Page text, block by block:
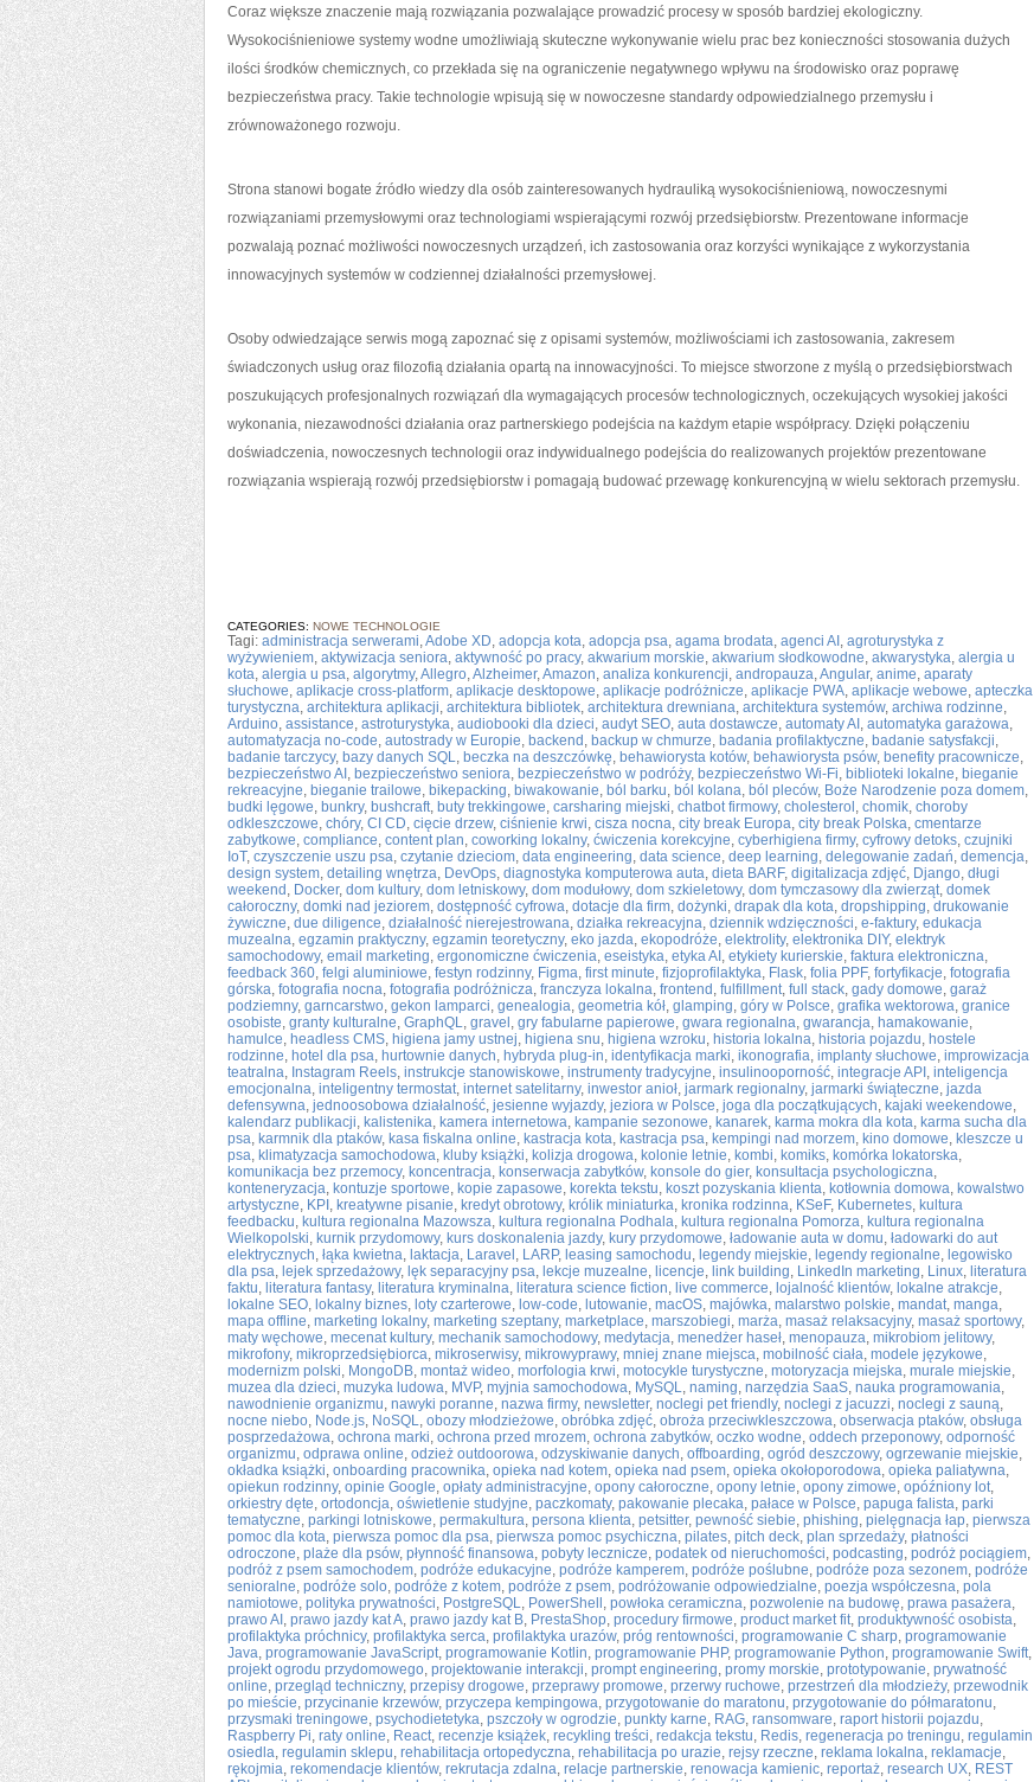
Coraz większe znaczenie mają rozwiązania pozwalające prowadzić procesy w sposób bardziej ekologiczny.
Wysokociśnieniowe systemy wodne umożliwiają skuteczne wykonywanie wielu prac bez konieczności stosowania dużych
ilości środków chemicznych, co przekłada się na ograniczenie negatywnego wpływu na środowisko oraz poprawę
bezpieczeństwa pracy. Takie technologie wpisują się w nowoczesne standardy odpowiedzialnego przemysłu i
zrównoważonego rozwoju.
Strona stanowi bogate źródło wiedzy dla osób zainteresowanych hydrauliką wysokociśnieniową, nowoczesnymi
rozwiązaniami przemysłowymi oraz technologiami wspierającymi rozwój przedsiębiorstw. Prezentowane informacje
pozwalają poznać możliwości nowoczesnych urządzeń, ich zastosowania oraz korzyści wynikające z wykorzystania
innowacyjnych systemów w codziennej działalności przemysłowej.
Osoby odwiedzające serwis mogą zapoznać się z opisami systemów, możliwościami ich zastosowania, zakresem
świadczonych usług oraz filozofią działania opartą na innowacyjności. To miejsce stworzone z myślą o przedsiębiorstwach
poszukujących profesjonalnych rozwiązań dla wymagających procesów technologicznych, oczekujących wysokiej jakości
wykonania, niezawodności działania oraz partnerskiego podejścia na każdym etapie współpracy. Dzięki połączeniu
doświadczenia, nowoczesnych technologii oraz indywidualnego podejścia do realizowanych projektów prezentowane
rozwiązania wspierają rozwój przedsiębiorstw i pomagają budować przewagę konkurencyjną w wielu sektorach przemysłu.
CATEGORIES: NOWE TECHNOLOGIE
Tagi: administracja serwerami,Adobe XD, adopcja kota, adopcja psa, agama brodata, agenci AI , agroturystyka z
wyżywieniem, aktywizacja seniora, aktywność po pracy, akwarium morskie, akwarium słodkowodne, akwarystyka, alergia u
kota, alergia u psa, algorytmy,Allegro,Alzheimer,Amazon, analiza konkurencji, andropauza,Angular, anime, aparaty
słuchowe, aplikacje cross-platform, aplikacje desktopowe, aplikacje podróżnicze, aplikacje PWA, aplikacje webowe, apteczka
turystyczna, architektura aplikacji, architektura bibliotek, architektura drewniana, architektura systemów, archiwa rodzinne,
Arduino, assistance, astroturystyka, audiobooki dla dzieci, audyt SEO, auta dostawcze, automaty AI , automatyka garażowa,
automatyzacja no-code, autostrady w Europie, backend , backup w chmurze, badania profilaktyczne, badanie satysfakcji,
badanie tarczycy, bazy danych SQL, beczka na deszczówkę, behawiorysta kotów, behawiorysta psów, benefity pracownicze,
bezpieczeństwo AI , bezpieczeństwo seniora, bezpieczeństwo w podróży, bezpieczeństwo Wi-Fi, biblioteki lokalne, bieganie
rekreacyjne, bieganie trailowe, bikepacking, biwakowanie, ból barku, ból kolana, ból pleców, Boże Narodzenie poza domem,
budki lęgowe, bunkry, bushcraft, buty trekkingowe, carsharing miejski, chatbot firmowy, cholesterol , chomik, choroby
odkleszczowe, chóry, CI CD, cięcie drzew, ciśnienie krwi, cisza nocna, city break Europa, city break Polska, cmentarze
zabytkowe, compliance, content plan, coworking lokalny, ćwiczenia korekcyjne, cyberhigiena firmy, cyfrowy detoks, czujniki
IoT, czyszczenie uszu psa, czytanie dzieciom, data engineering, data science, deep learning, delegowanie zadań, demencja,
design system, detailing wnętrza, DevOps, diagnostyka komputerowa auta, dieta BARF, digitalizacja zdjęć, Django, długi
weekend , Docker, dom kultury, dom letniskowy, dom modułowy, dom szkieletowy, dom tymczasowy dla zwierząt, domek
całoroczny, domki nad jeziorem, dostępność cyfrowa, dotacje dla firm, dożynki, drapak dla kota, dropshipping, drukowanie
żywiczne, due diligence, działalność nierejestrowana, działka rekreacyjna, dziennik wdzięczności, e-faktury, edukacja
muzealna, egzamin praktyczny, egzamin teoretyczny, eko jazda, ekopodróże, elektrolity, elektronika DIY, elektryk
samochodowy, email marketing, ergonomiczne ćwiczenia, eseistyka, etyka AI , etykiety kurierskie, faktura elektroniczna,
feedback 360, felgi aluminiowe, festyn rodzinny, Figma, first minute, fizjoprofilaktyka, Flask, folia PPF, fortyfikacje, fotografia
górska, fotografia nocna, fotografia podróżnicza, franczyza lokalna, frontend , fulfillment, full stack, gady domowe, garaż
podziemny, garncarstwo, gekon lamparci, genealogia, geometria kół, glamping, góry w Polsce, grafika wektorowa, granice
osobiste, granty kulturalne, GraphQL, gravel , gry fabularne papierowe, gwara regionalna, gwarancja, hamakowanie,
hamulce, headless CMS, higiena jamy ustnej, higiena snu, higiena wzroku, historia lokalna, historia pojazdu, hostele
rodzinne, hotel dla psa, hurtownie danych, hybryda plug-in, identyfikacja marki, ikonografia, implanty słuchowe, improwizacja
teatralna, Instagram Reels, instrukcje stanowiskowe, instrumenty tradycyjne, insulinooporność, integracje API , inteligencja
emocjonalna, inteligentny termostat, internet satelitarny, inwestor anioł, jarmark regionalny, jarmarki świąteczne, jazda
defensywna, jednoosobowa działalność, jesienne wyjazdy, jeziora w Polsce, joga dla początkujących, kajaki weekendowe,
kalendarz publikacji, kalistenika, kamera internetowa, kampanie sezonowe, kanarek, karma mokra dla kota, karma sucha dla
psa, karmnik dla ptaków, kasa fiskalna online, kastracja kota, kastracja psa, kempingi nad morzem, kino domowe, kleszcze u
psa, klimatyzacja samochodowa, kluby książki, kolizja drogowa, kolonie letnie, kombi, komiks, komórka lokatorska,
komunikacja bez przemocy, koncentracja, konserwacja zabytków, konsole do gier, konsultacja psychologiczna,
konteneryzacja, kontuzje sportowe, kopie zapasowe, korekta tekstu, koszt pozyskania klienta, kotłownia domowa, kowalstwo
artystyczne, KPI , kreatywne pisanie, kredyt obrotowy, królik miniaturka, kronika rodzinna, KSeF, Kubernetes, kultura
feedbacku, kultura regionalna Mazowsza, kultura regionalna Podhala, kultura regionalna Pomorza, kultura regionalna
Wielkopolski, kurnik przydomowy, kurs doskonalenia jazdy, kury przydomowe, ładowanie auta w domu, ładowarki do aut
elektrycznych, łąka kwietna, laktacja, Laravel , LARP, leasing samochodu, legendy miejskie, legendy regionalne, legowisko
dla psa, lejek sprzedażowy, lęk separacyjny psa, lekcje muzealne, licencje, link building, LinkedIn marketing, Linux, literatura
faktu, literatura fantasy, literatura kryminalna, literatura science fiction, live commerce, lojalność klientów, lokalne atrakcje,
lokalne SEO, lokalny biznes, loty czarterowe, low-code, lutowanie, macOS, majówka, malarstwo polskie, mandat, manga,
mapa offline, marketing lokalny, marketing szeptany, marketplace, marszobiegi, marża, masaż relaksacyjny, masaż sportowy,
maty węchowe, mecenat kultury, mechanik samochodowy, medytacja, menedżer haseł, menopauza, mikrobiom jelitowy,
mikrofony, mikroprzedsiębiorca, mikroserwisy, mikrowyprawy, mniej znane miejsca, mobilność ciała, modele językowe,
modernizm polski, MongoDB, montaż wideo, morfologia krwi, motocykle turystyczne, motoryzacja miejska, murale miejskie,
muzea dla dzieci, muzyka ludowa, MVP, myjnia samochodowa, MySQL, naming, narzędzia SaaS, nauka programowania,
nawodnienie organizmu, nawyki poranne, nazwa firmy, newsletter, noclegi pet friendly, noclegi z jacuzzi, noclegi z sauną,
nocne niebo, Node.js, NoSQL, obozy młodzieżowe, obróbka zdjęć, obroża przeciwkleszczowa, obserwacja ptaków, obsługa
posprzedażowa, ochrona marki, ochrona przed mrozem, ochrona zabytków, oczko wodne, oddech przeponowy, odporność
organizmu, odprawa online, odzież outdoorowa, odzyskiwanie danych, offboarding, ogród deszczowy, ogrzewanie miejskie,
okładka książki, onboarding pracownika, opieka nad kotem, opieka nad psem, opieka okołoporodowa, opieka paliatywna,
opiekun rodzinny, opinie Google, opłaty administracyjne, opony całoroczne, opony letnie, opony zimowe, opóźniony lot,
orkiestry dęte, ortodoncja, oświetlenie studyjne, paczkomaty, pakowanie plecaka, pałace w Polsce, papuga falista, parki
tematyczne, parkingi lotniskowe, permakultura, persona klienta, petsitter, pewność siebie, phishing, pielęgnacja łap, pierwsza
pomoc dla kota, pierwsza pomoc dla psa, pierwsza pomoc psychiczna, pilates, pitch deck, plan sprzedaży, płatności
odroczone, plaże dla psów, płynność finansowa, pobyty lecznicze, podatek od nieruchomości, podcasting, podróż pociągiem,
podróż z psem samochodem, podróże edukacyjne, podróże kamperem, podróże poślubne, podróże poza sezonem, podróże
senioralne, podróże solo, podróże z kotem, podróże z psem, podróżowanie odpowiedzialne, poezja współczesna, pola
namiotowe, polityka prywatności, PostgreSQL, PowerShell , powłoka ceramiczna, pozwolenie na budowę, prawa pasażera,
prawo AI , prawo jazdy kat A, prawo jazdy kat B, PrestaShop, procedury firmowe, product market fit, produktywność osobista,
profilaktyka próchnicy, profilaktyka serca, profilaktyka urazów, próg rentowności, programowanie C sharp, programowanie
Java, programowanie JavaScript, programowanie Kotlin, programowanie PHP, programowanie Python, programowanie Swift,
projekt ogrodu przydomowego, projektowanie interakcji, prompt engineering, promy morskie, prototypowanie, prywatność
online, przegląd techniczny, przepisy drogowe, przeprawy promowe, przerwy ruchowe, przestrzeń dla młodzieży, przewodnik
po mieście, przycinanie krzewów, przyczepa kempingowa, przygotowanie do maratonu, przygotowanie do półmaratonu,
przysmaki treningowe, psychodietetyka, pszczoły w ogrodzie, punkty karne, RAG, ransomware, raport historii pojazdu,
Raspberry Pi, raty online, React, recenzje książek, recykling treści, redakcja tekstu, Redis, regeneracja po treningu, regulamin
osiedla, regulamin sklepu, rehabilitacja ortopedyczna, rehabilitacja po urazie, rejsy rzeczne, reklama lokalna, reklamacje,
rękojmia, rekomendacje klientów, rekrutacja zdalna, relacje partnerskie, renowacja kamienic, reportaż, research UX, REST